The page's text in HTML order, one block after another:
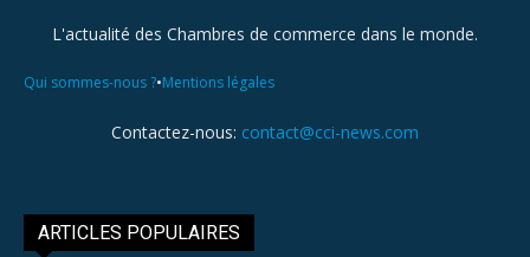
L'actualité des Chambres de commerce dans le monde.
Qui sommes-nous ?•Mentions légales
Contactez-nous: contact@cci-news.com
ARTICLES POPULAIRES